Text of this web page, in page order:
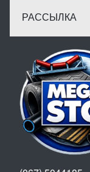
РАССЫЛКА